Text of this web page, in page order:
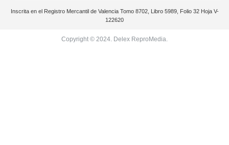
Inscrita en el Registro Mercantil de Valencia Tomo 8702, Libro 5989, Folio 32 Hoja V-
122620
Copyright © 2024. Delex ReproMedia.